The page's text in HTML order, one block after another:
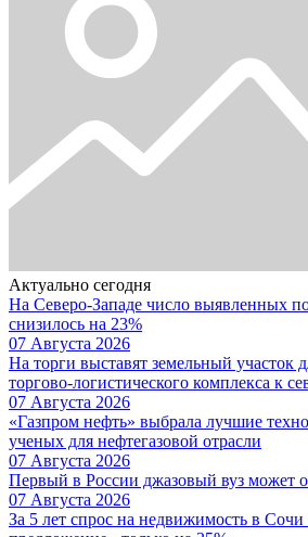
Актуально сегодня
На Северо-Западе число выявленных
снизилось на 23%
07 Августа 2026
На торги выставят земельный участок
торгово-логистического комплекса к
07 Августа 2026
«Газпром нефть» выбрала лучшие
ученых для нефтегазовой отрасли
07 Августа 2026
Первый в России джазовый вуз может
07 Августа 2026
За 5 лет спрос на недвижимость в Сочи